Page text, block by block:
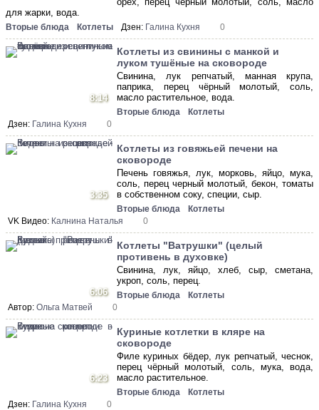
для жарки, вода.
Вторые блюда Котлеты Дзен: Галина Кухня 0
8:14
Котлеты из свинины с манкой и
луком тушёные на сковороде
Свинина, лук репчатый, манная крупа,
паприка, перец чёрный молотый, соль,
масло растительное, вода.
Вторые блюда
Котлеты
Дзен: Галина Кухня 0
3:35
Котлеты из говяжьей печени на
сковороде
Печень говяжья, лук, морковь, яйцо, мука,
соль, перец черный молотый, бекон, томаты
в собственном соку, специи, сыр.
Вторые блюда
Котлеты
VK Видео: Калнина Наталья 0
6:06
Котлеты "Ватрушки" (целый
противень в духовке)
Свинина, лук, яйцо, хлеб, сыр, сметана,
укроп, соль, перец.
Вторые блюда
Котлеты
Автор: Ольга Матвей 0
6:23
Куриные котлетки в кляре на
сковороде
Филе куриных бёдер, лук репчатый, чеснок,
перец чёрный молотый, соль, мука, вода,
масло растительное.
Вторые блюда
Котлеты
Дзен: Галина Кухня 0